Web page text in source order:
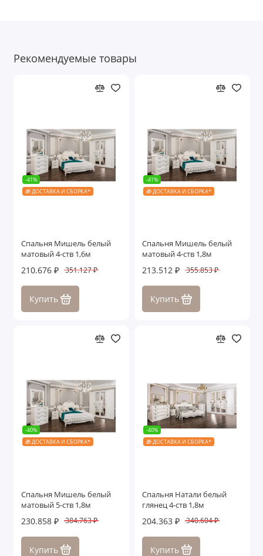
Рекомендуемые товары
-41%
🎁 ДОСТАВКА И СБОРКА*
Спальня Мишель белый
матовый 4-ств 1,6м
210.676 ₽ 351.127 ₽
Купить
-41%
🎁 ДОСТАВКА И СБОРКА*
Спальня Мишель белый
матовый 4-ств 1,8м
213.512 ₽ 355.853 ₽
Купить
-40%
🎁 ДОСТАВКА И СБОРКА*
Спальня Мишель белый
матовый 5-ств 1,8м
230.858 ₽ 384.763 ₽
Купить
-40%
🎁 ДОСТАВКА И СБОРКА*
Спальня Натали белый
глянец 4-ств 1,8м
204.363 ₽ 340.604 ₽
Купить